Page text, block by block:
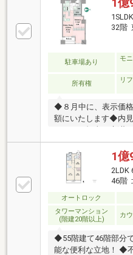
ネスルーム等、多彩
有・足洗い場有)・平
る)・即お引渡し可(
BOX※共有持分89282
しをお手伝いしま
相談はお気軽にお問
32階
駐車場あり
モ
所有権
リ
◆８月中に、表示価
額にいたします◆内見
さい！→担当： 新藤
ではの眺望！晴天時
ご覧になれます！◇
◇2.3畳の納戸やリビ
充実。◇野村不動産
クコミュニティ。◇
ム等充実の共用施設
前7分、進化し続ける
地！まずはぜひお気
ください。
1億
2LDK
46階
オートロック
タワーマンション
(階建20階以上)
カ
◆55階建て46階部分
能な便利な立地！ ◆